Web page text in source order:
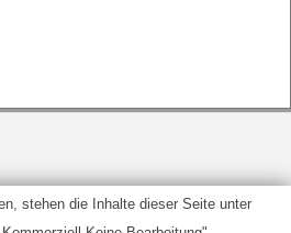
stehen die Inhalte dieser Seite unter